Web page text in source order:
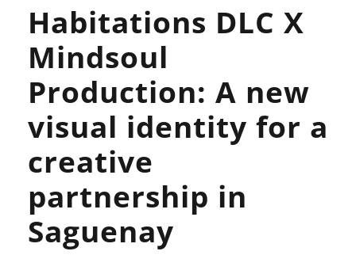
Habitations DLC X
Mindsoul
Production: A new
visual identity for a
creative
partnership in
Saguenay